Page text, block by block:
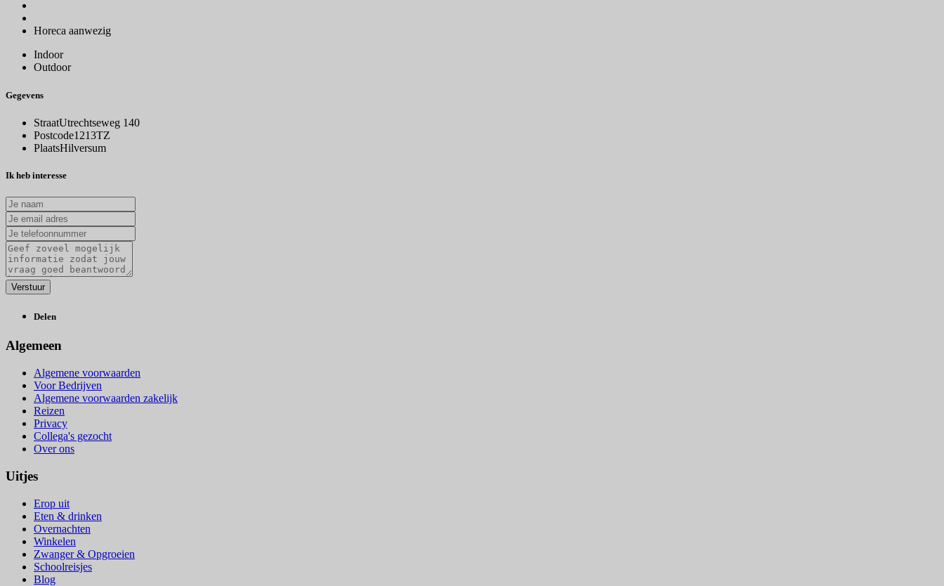
Horeca aanwezig
Indoor
Outdoor
Gegevens
StraatUtrechtseweg 140
Postcode1213TZ
PlaatsHilversum
Ik heb interesse
Delen
Algemeen
Algemene voorwaarden
Voor Bedrijven
Algemene voorwaarden zakelijk
Reizen
Privacy
Collega's gezocht
Over ons
Uitjes
Erop uit
Eten & drinken
Overnachten
Winkelen
Zwanger & Opgroeien
Schoolreisjes
Blog